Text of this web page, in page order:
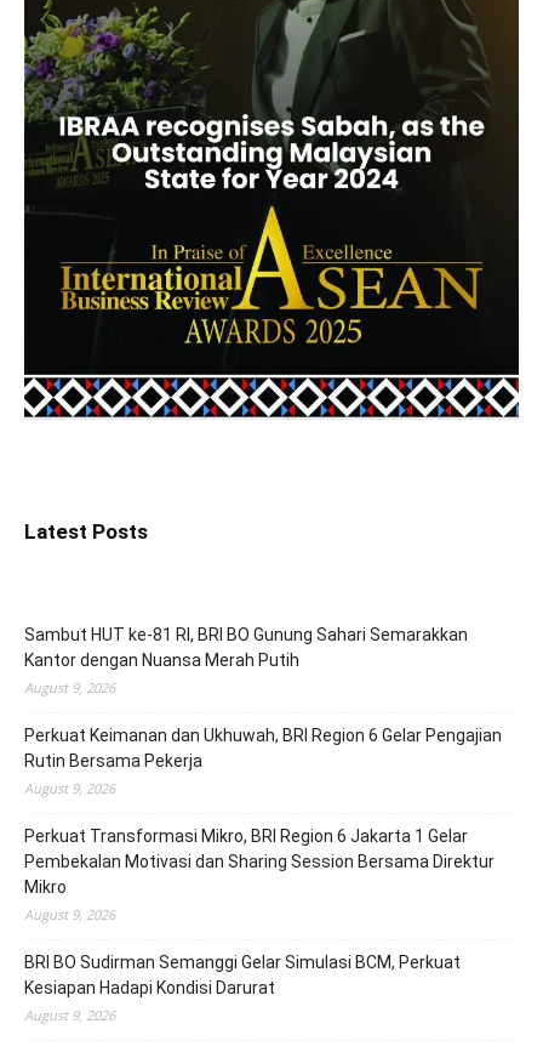
Latest Posts
Sambut HUT ke-81 RI, BRI BO Gunung Sahari Semarakkan
Kantor dengan Nuansa Merah Putih
August 9, 2026
Perkuat Keimanan dan Ukhuwah, BRI Region 6 Gelar Pengajian
Rutin Bersama Pekerja
August 9, 2026
Perkuat Transformasi Mikro, BRI Region 6 Jakarta 1 Gelar
Pembekalan Motivasi dan Sharing Session Bersama Direktur
Mikro
August 9, 2026
BRI BO Sudirman Semanggi Gelar Simulasi BCM, Perkuat
Kesiapan Hadapi Kondisi Darurat
August 9, 2026